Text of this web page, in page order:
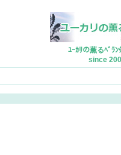
ﾕｰｶﾘの薫るﾍﾞﾗ
since